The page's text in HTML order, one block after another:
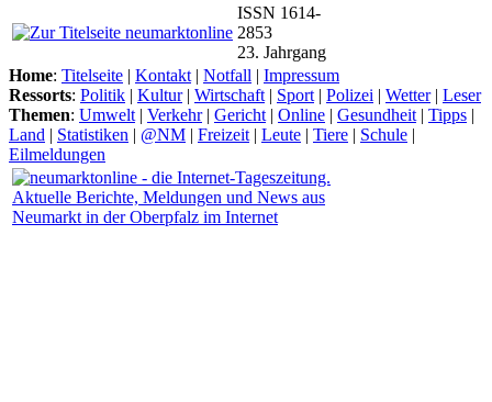
ISSN 1614-
2853
23. Jahrgang
Home: Titelseite | Kontakt | Notfall | Impressum
Ressorts: Politik | Kultur| Wirtschaft | Sport | Polizei | Wetter| Leser
Themen: Umwelt | Verkehr| Gericht | Online | Gesundheit | Tipps |
Land | Statistiken | @NM | Freizeit | Leute | Tiere | Schule |
Eilmeldungen